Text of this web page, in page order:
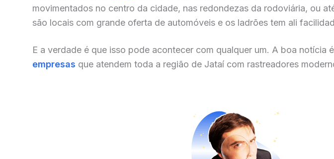
movimentados no centro da cidade, nas redondezas da rodoviária, ou
são locais com grande oferta de automóveis e os ladrões tem ali
E a verdade é que isso pode acontecer com qualquer um. A boa notícia
empresas que atendem toda a região de Jataí com rastreadores